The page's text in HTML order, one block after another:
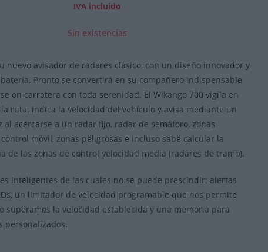
IVA incluído
Sin existencias
nuevo avisador de radares clásico, con un diseño innovador y
Pronto se convertirá en su compañero indispensable
en carretera con toda serenidad. El Wikango 700 vigila en
ruta: indica la velocidad del vehículo y avisa mediante un
al acercarse a un radar fijo, radar de semáforo, zonas
móvil, zonas peligrosas e incluso sabe calcular la
de las zonas de control velocidad media (radares de tramo).
inteligentes de las cuales no se puede prescindir: alertas
un limitador de velocidad programable que nos permite
superamos la velocidad establecida y una memoria para
personalizados.